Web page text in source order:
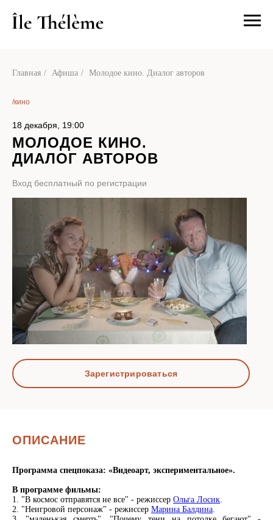
Главная / Афиша / Молодое кино. Диалог авторов
МОЛОДОЕ КИНО.
ДИАЛОГ АВТОРОВ
/кино
18 декабря, 19:00
Вход бесплатный по регистрации
Зарегистрироваться
ОПИСАНИЕ
Программа спецпоказа: «Видеоарт, экспериментальное».
В программе фильмы:
1. "В космос отправятся не все" - режиссер Ольга Лосик.
2. "Неигровой персонаж" - режиссер Марина Балдина.